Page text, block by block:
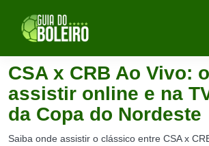
CSA x CRB Ao Vivo:
assistir online e na
da Copa do Nordeste
Saiba onde assistir o clássico entre CSA x